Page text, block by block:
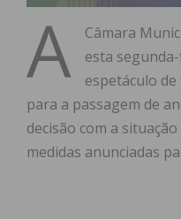
A
Câmara
esta
espetáculo
para a passagem de
decisão com a
medidas anunciadas